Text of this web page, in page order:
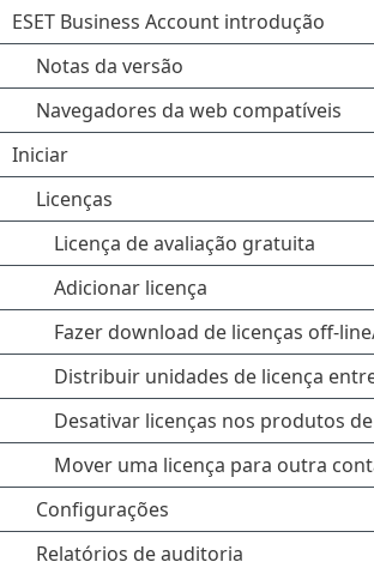
ESET Business Account introdução
Notas da versão
Navegadores da web compatíveis
Iniciar
Licenças
Licença de avaliação gratuita
Adicionar licença
Fazer download de licenças off-
Distribuir unidades de licença
Desativar licenças nos produtos
Mover uma licença para outra
Configurações
Relatórios de auditoria